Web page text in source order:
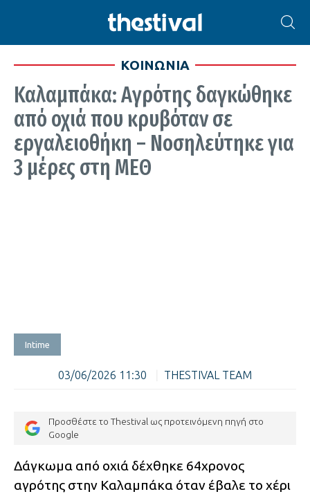
ΚΟΙΝΩΝΙΑ
Καλαμπάκα: Αγρότης δαγκώθηκε
από οχιά που κρυβόταν σε
εργαλειοθήκη – Νοσηλεύτηκε για
3 μέρες στη ΜΕΘ
Intime
03/06/2026 11:30 THESTIVAL TEAM
Προσθέστε το Thestival ως προτεινόμενη πηγή στο
Google
Δάγκωμα από οχιά δέχθηκε 64χρονος
αγρότης στην Καλαμπάκα όταν έβαλε το χέρι